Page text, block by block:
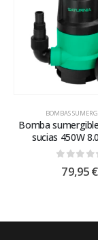
BOMBAS
Bomba
sucias 450W
0out of
79,95€